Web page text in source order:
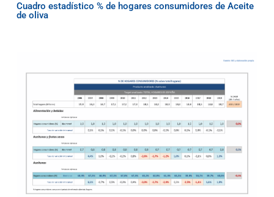
Cuadro estadístico % de hogares consumidores de Aceite
de oliva